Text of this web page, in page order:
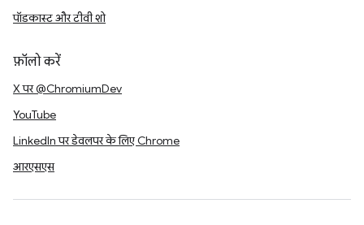
पॉडकास्ट और टीवी शो
फ़ॉलो करें
X पर @ChromiumDev
YouTube
LinkedIn पर डेवलपर के लिए Chrome
आरएसएस